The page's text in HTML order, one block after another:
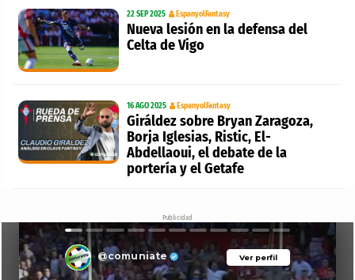
22 SEP 2025 EspanyolFantasy
Nueva lesión en la defensa del
Celta de Vigo
16 AGO 2025 EspanyolFantasy
Giráldez sobre Bryan Zaragoza,
Borja Iglesias, Ristic, El-
Abdellaoui, el debate de la
portería y el Getafe
Publicidad
Ver perfil
@comuniate Ver perfil